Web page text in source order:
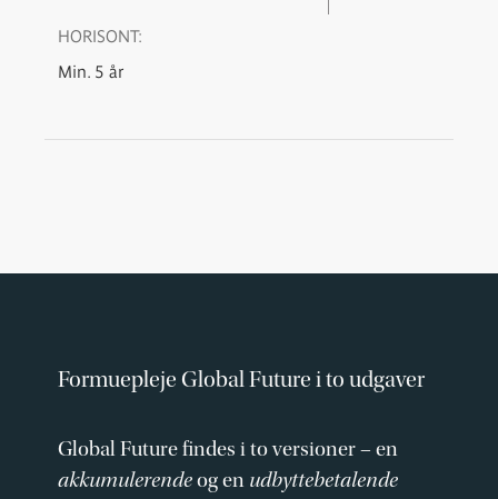
HORISONT:
Min. 5 år
Formuepleje Global Future i to udgaver
Global Future findes i to versioner – en
akkumulerendeog en udbyttebetalende